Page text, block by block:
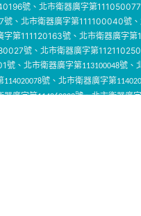
號、北市衛器廣字第
號、北市衛器廣字第111100040號
字第111120163號、北市衛器廣字
號、北市衛器廣字第
號、 北市衛器廣字第113100048號、
114020078號、北市衛器廣字第
器廣字第114060023號、北市衛器廣